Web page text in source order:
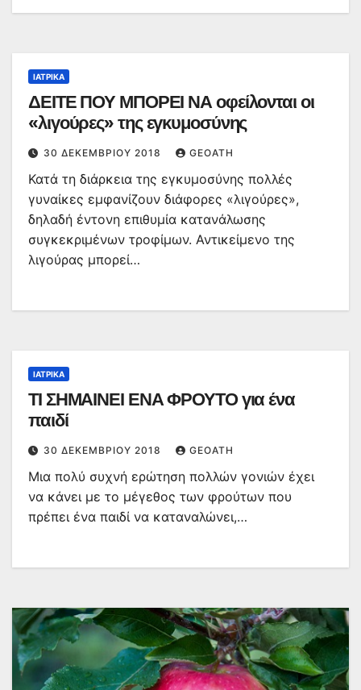
ΙΑΤΡΙΚΆ
ΔΕΙΤΕ ΠΟΥ ΜΠΟΡΕΙ ΝΑ οφείλονται οι
«λιγούρες» της εγκυμοσύνης
30 ΔΕΚΕΜΒΡΊΟΥ 2018 GEOATH
Κατά τη διάρκεια της εγκυμοσύνης πολλές
γυναίκες εμφανίζουν διάφορες «λιγούρες»,
δηλαδή έντονη επιθυμία κατανάλωσης
συγκεκριμένων τροφίμων. Αντικείμενο της
λιγούρας μπορεί…
ΙΑΤΡΙΚΆ
ΤΙ ΣΗΜΑΙΝΕΙ ΕΝΑ ΦΡΟΥΤΟ για ένα
παιδί
30 ΔΕΚΕΜΒΡΊΟΥ 2018 GEOATH
Μια πολύ συχνή ερώτηση πολλών γονιών έχει
να κάνει με το μέγεθος των φρούτων που
πρέπει ένα παιδί να καταναλώνει,…